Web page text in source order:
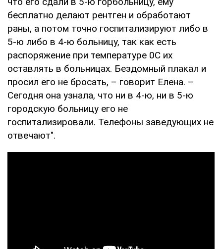
бесплатно делают рентген и обработают
раны, а потом точно госпитализируют либо в
5-ю либо в 4-ю больницу, так как есть
распоряжение при температуре 0С их
оставлять в больницах. Бездомный плакал и
просил его не бросать, – говорит Елена. –
Сегодня она узнала, что ни в 4-ю, ни в 5-ю
городскую больницу его не
госпитализировали. Телефоны заведующих не
отвечают".